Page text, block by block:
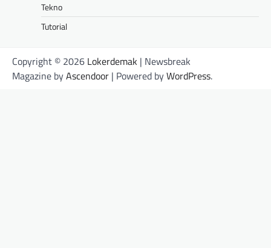
Tekno
Tutorial
Copyright © 2026 Lokerdemak | Newsbreak
Magazine byAscendoor | Powered byWordPress.